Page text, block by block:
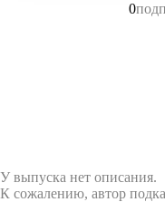
0
У выпуска нет описания.
К сожалению, автор